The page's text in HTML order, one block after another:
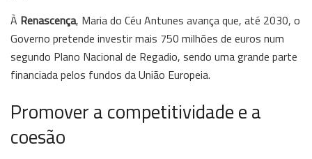
À Renascença, Maria do Céu Antunes avança que, até 2030, o
Governo pretende investir mais 750 milhões de euros num
segundo Plano Nacional de Regadio, sendo uma grande parte
financiada pelos fundos da União Europeia.
Promover a competitividade e a
coesão